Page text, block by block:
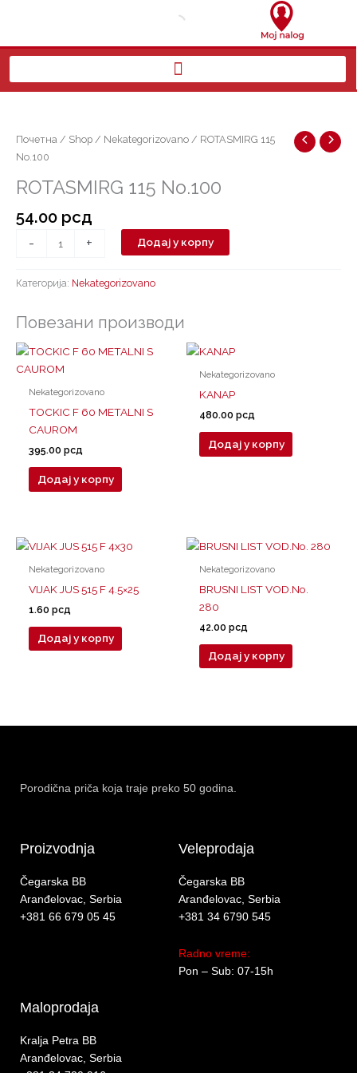
Почетна / Shop / Nekategorizovano / ROTASMIRG 115
No.100
ROTASMIRG 115 No.100
54.00 рсд
-
No.100
количина
+ Додај у корпу
Категорија: Nekategorizovano
Повезани производи
Nekategorizovano
TOCKIC F 60 METALNI S
CAUROM
395.00рсд
Додај у корпу
Nekategorizovano
KANAP
480.00рсд
Додај у корпу
Nekategorizovano
VIJAK JUS 515 F 4.5×25
1.60рсд
Додај у корпу
Nekategorizovano
BRUSNI LIST VOD.No.
280
42.00рсд
Додај у корпу
Porodična priča koja traje preko 50 godina.
Proizvodnja
Čegarska BB
Aranđelovac, Serbia
+381 66 679 05 45
Veleprodaja
Čegarska BB
Aranđelovac, Serbia
+381 34 6790 545
Radno vreme:
Pon – Sub: 07-15h
Maloprodaja
Kralja Petra BB
Aranđelovac, Serbia